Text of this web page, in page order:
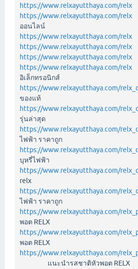
https://www.relxayutthaya.com/relx
https://www.relxayutthaya.com/relx
ออนไลน์
https://www.relxayutthaya.com/relx
https://www.relxayutthaya.com/relx
https://www.relxayutthaya.com/relx
https://www.relxayutthaya.com/relx
อิเล็กทรอนิกส์
https://www.relxayutthaya.com/
ของแท้
https://www.relxayutthaya.com/
รุ่นล่าสุด
https://www.relxayutthaya.com/
ไฟฟ้า ราคาถูก
https://www.relxayutthaya.com/
บุหรี่ไฟฟ้า
https://www.relxayutthaya.com/
relx
https://www.relxayutthaya.com/
ไฟฟ้า ราคาถูก
https://www.relxayutthaya.com/
พอต RELX
https://www.relxayutthaya.com/
พอต RELX
https://www.relxayutthaya.com/
แนะนำรสชาติหัวพอต RELX